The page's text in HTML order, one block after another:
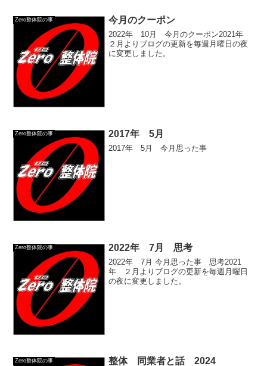
Zero整体院の事 今月のクーポン
2022年 10月 今月のクーポン2021年
２月よりブログの更新を毎週月曜日の夜
に変更しました。
Zero整体院の事 2017年 5月
2017年 5月 今月思った事
Zero整体院の事 2022年 7月 思考
2022年 7月 今月思った事 思考2021
年 ２月よりブログの更新を毎週月曜日
の夜に変更しました。
Zero整体院の事 整体 同業者と話 2024